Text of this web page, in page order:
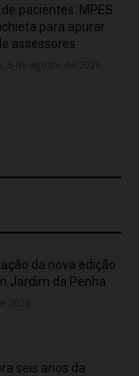
pacientes: MPES
para apurar
assessores
da nova edição
Jardim da Penha
seis anos da